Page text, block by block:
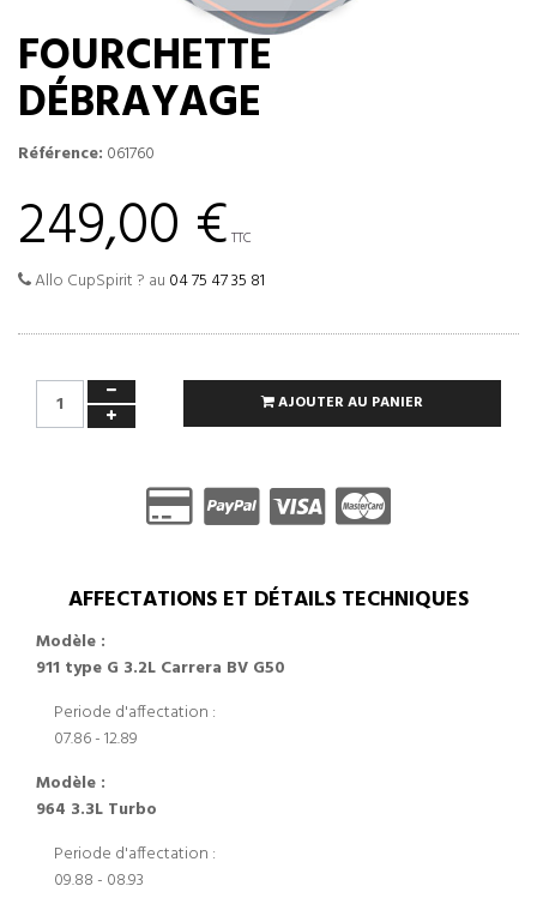
FOURCHETTE
DÉBRAYAGE
Référence: 061760
249,00 € TTC
Allo CupSpirit ? au 04 75 47 35 81
AJOUTER AU PANIER
AFFECTATIONS ET DÉTAILS TECHNIQUES
Modèle :
911 type G 3.2L Carrera BV G50
Periode d'affectation :
07.86 - 12.89
Modèle :
964 3.3L Turbo
Periode d'affectation :
09.88 - 08.93